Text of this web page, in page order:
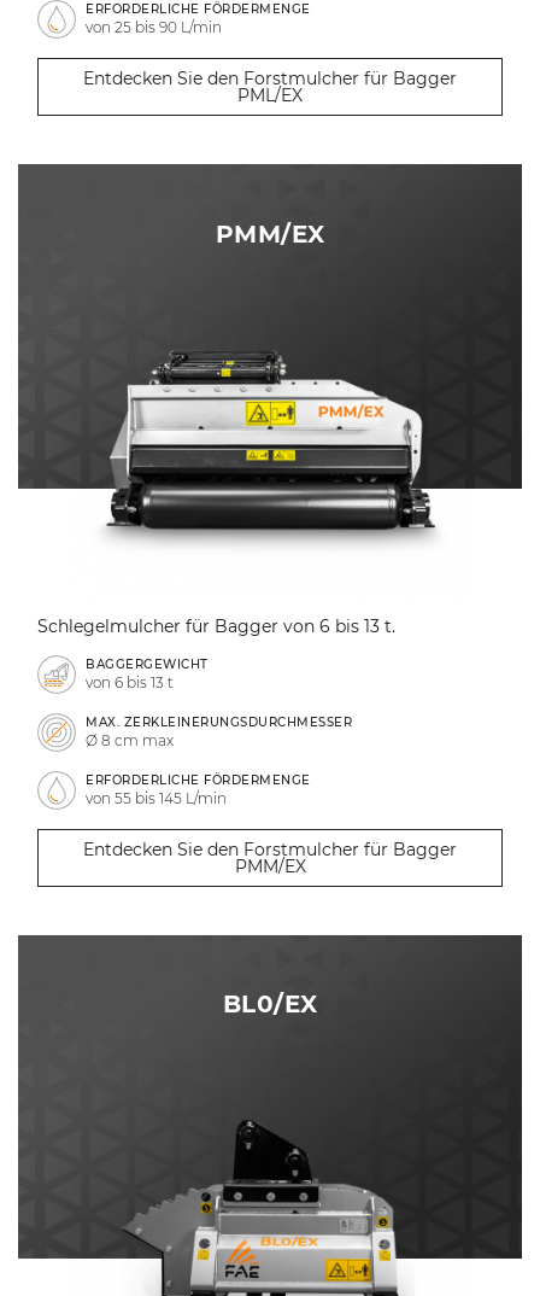
ERFORDERLICHE FÖRDERMENGE
von 25 bis 90 L/min
Entdecken Sie den Forstmulcher für Bagger
PML/EX
PMM/EX
Schlegelmulcher für Bagger von 6 bis 13 t.
BAGGERGEWICHT
von 6 bis 13 t
MAX. ZERKLEINERUNGSDURCHMESSER
Ø 8 cm max
ERFORDERLICHE FÖRDERMENGE
von 55 bis 145 L/min
Entdecken Sie den Forstmulcher für Bagger
PMM/EX
BL0/EX